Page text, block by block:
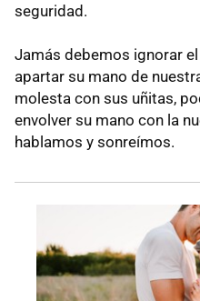
seguridad.
Jamás debemos ignorar
apartar su mano de
molesta con sus uñitas,
envolver su mano con la
hablamos y sonreímos.